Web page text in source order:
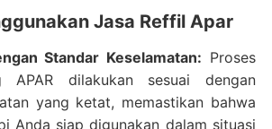
Jasa Reffil Apar
Standar Keselamatan: Proses
APAR dilakukan sesuai dengan
yang ketat, memastikan bahwa
Anda siap digunakan dalam situasi